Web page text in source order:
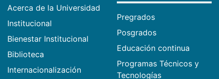
Acerca de la Universidad
Institucional
Bienestar Institucional
Biblioteca
Internacionalización
Pregrados
Posgrados
Educación continua
Programas Técnicos y
Tecnologías